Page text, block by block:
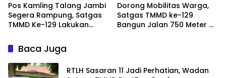
Pos Kamling Talang Jambi
Segera Rampung, Satgas
TMMD Ke-129 Lakukan
Bersih
Dorong Mobilitas Warga,
Satgas TMMD ke-129
Bangun Jalan 750 Meter di
Baca Juga
RTLH Sasaran 11 Jadi Perhatian, Wadan